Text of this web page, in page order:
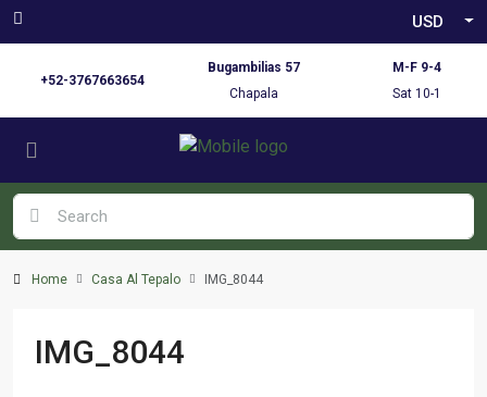
USD
+52-3767663654
Bugambilias 57
Chapala
M-F 9-4
Sat 10-1
Home Casa Al Tepalo IMG_8044
IMG_8044